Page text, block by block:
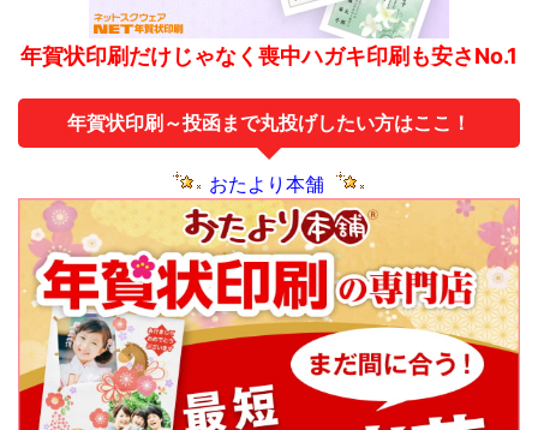
年賀状印刷だけじゃなく喪中ハガキ印刷も安さNo.1
年賀状印刷～投函まで丸投げしたい方はここ！
おたより本舗